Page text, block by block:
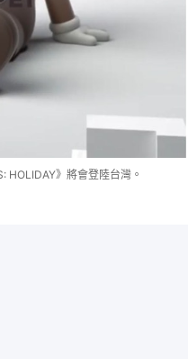
HOLIDAY》將會登陸台灣。